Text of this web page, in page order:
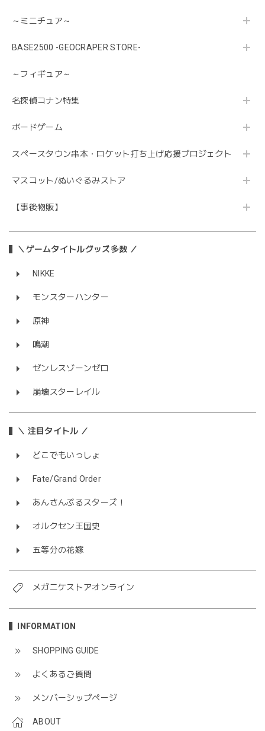
～ミニチュア～
BASE2500 -GEOCRAPER STORE-
～フィギュア～
名探偵コナン特集
ボードゲーム
スペースタウン串本・ロケット打ち上げ応援プロジェクト
マスコット/ぬいぐるみストア
【事後物販】
＼ゲームタイトルグッズ多数 ／
NIKKE
モンスターハンター
原神
鳴潮
ゼンレスゾーンゼロ
崩壊スターレイル
＼ 注目タイトル ／
どこでもいっしょ
Fate/Grand Order
あんさんぶるスターズ！
オルクセン王国史
五等分の花嫁
メガニケストアオンライン
INFORMATION
SHOPPING GUIDE
よくあるご質問
メンバーシップページ
ABOUT